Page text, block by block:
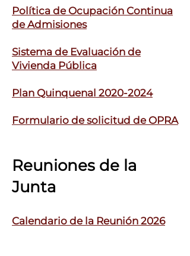
Política de Ocupación Continua
de Admisiones
Sistema de Evaluación de
Vivienda Pública
Plan Quinquenal 2020-2024
Formulario de solicitud de OPRA
Reuniones de la
Junta
Calendario de la Reunión 2026